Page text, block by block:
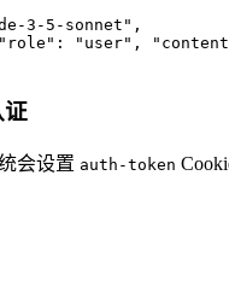
3-5-sonnet",
"user",
证
会设置 auth-token